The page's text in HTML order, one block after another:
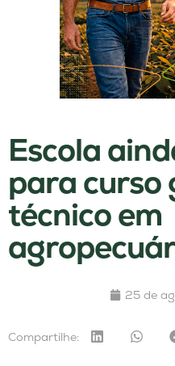
Escola
para curso
técnico em
25 de
Compartilhe: